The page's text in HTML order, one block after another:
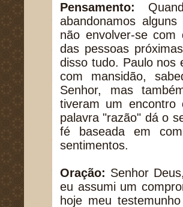
Pensamento:
abandonamos
não envolver-se
das pessoas
disso tudo. Paulo nos
com mansidão,
Senhor, mas
tiveram um encontro
palavra "razão" dá o
fé baseada em
sentimentos.
Oração: Senhor
eu assumi um
hoje meu